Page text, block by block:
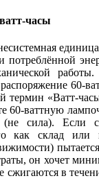
часы
потреблённой
60-
термин «Ватт-
60-ваттную
(не сила). Если
как склад или
он хочет
сжигаются в